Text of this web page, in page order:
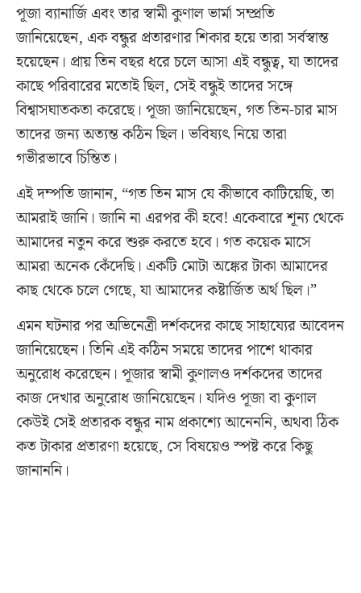
পূজা ব্যানার্জি এবং তার স্বামী কুণাল ভার্মা সম্প্রতি
জানিয়েছেন, এক বন্ধুর প্রতারণার শিকার হয়ে তারা সর্বস্বান্ত
হয়েছেন। প্রায় তিন বছর ধরে চলে আসা এই বন্ধুত্ব, যা তাদের
কাছে পরিবারের মতোই ছিল, সেই বন্ধুই তাদের সঙ্গে
বিশ্বাসঘাতকতা করেছে। পূজা জানিয়েছেন, গত তিন-চার মাস
তাদের জন্য অত্যন্ত কঠিন ছিল। ভবিষ্যৎ নিয়ে তারা
গভীরভাবে চিন্তিত।
এই দম্পতি জানান, “গত তিন মাস যে কীভাবে কাটিয়েছি, তা
আমরাই জানি। জানি না এরপর কী হবে! একেবারে শূন্য থেকে
আমাদের নতুন করে শুরু করতে হবে। গত কয়েক মাসে
আমরা অনেক কেঁদেছি। একটি মোটা অঙ্কের টাকা আমাদের
কাছ থেকে চলে গেছে, যা আমাদের কষ্টার্জিত অর্থ ছিল।”
এমন ঘটনার পর অভিনেত্রী দর্শকদের কাছে সাহায্যের আবেদন
জানিয়েছেন। তিনি এই কঠিন সময়ে তাদের পাশে থাকার
অনুরোধ করেছেন। পূজার স্বামী কুণালও দর্শকদের তাদের
কাজ দেখার অনুরোধ জানিয়েছেন। যদিও পূজা বা কুণাল
কেউই সেই প্রতারক বন্ধুর নাম প্রকাশ্যে আনেননি, অথবা ঠিক
কত টাকার প্রতারণা হয়েছে, সে বিষয়েও স্পষ্ট করে কিছু
জানাননি।